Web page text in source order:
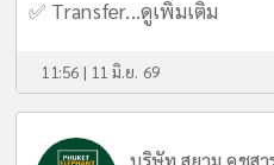
✅ Transfer...ดูเพิ่มเติม
11:56 | 11 มิ.ย. 69
บริษัท สยาม คชสา